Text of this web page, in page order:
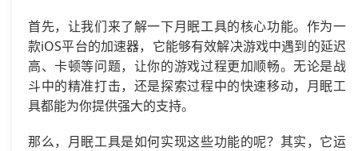
首先，让我们来了解一下月眠工具的核心功能。作为一
款iOS平台的加速器，它能够有效解决游戏中遇到的延迟
高、卡顿等问题，让你的游戏过程更加顺畅。无论是战
斗中的精准打击，还是探索过程中的快速移动，月眠工
具都能为你提供强大的支持。
那么，月眠工具是如何实现这些功能的呢？其实，它运